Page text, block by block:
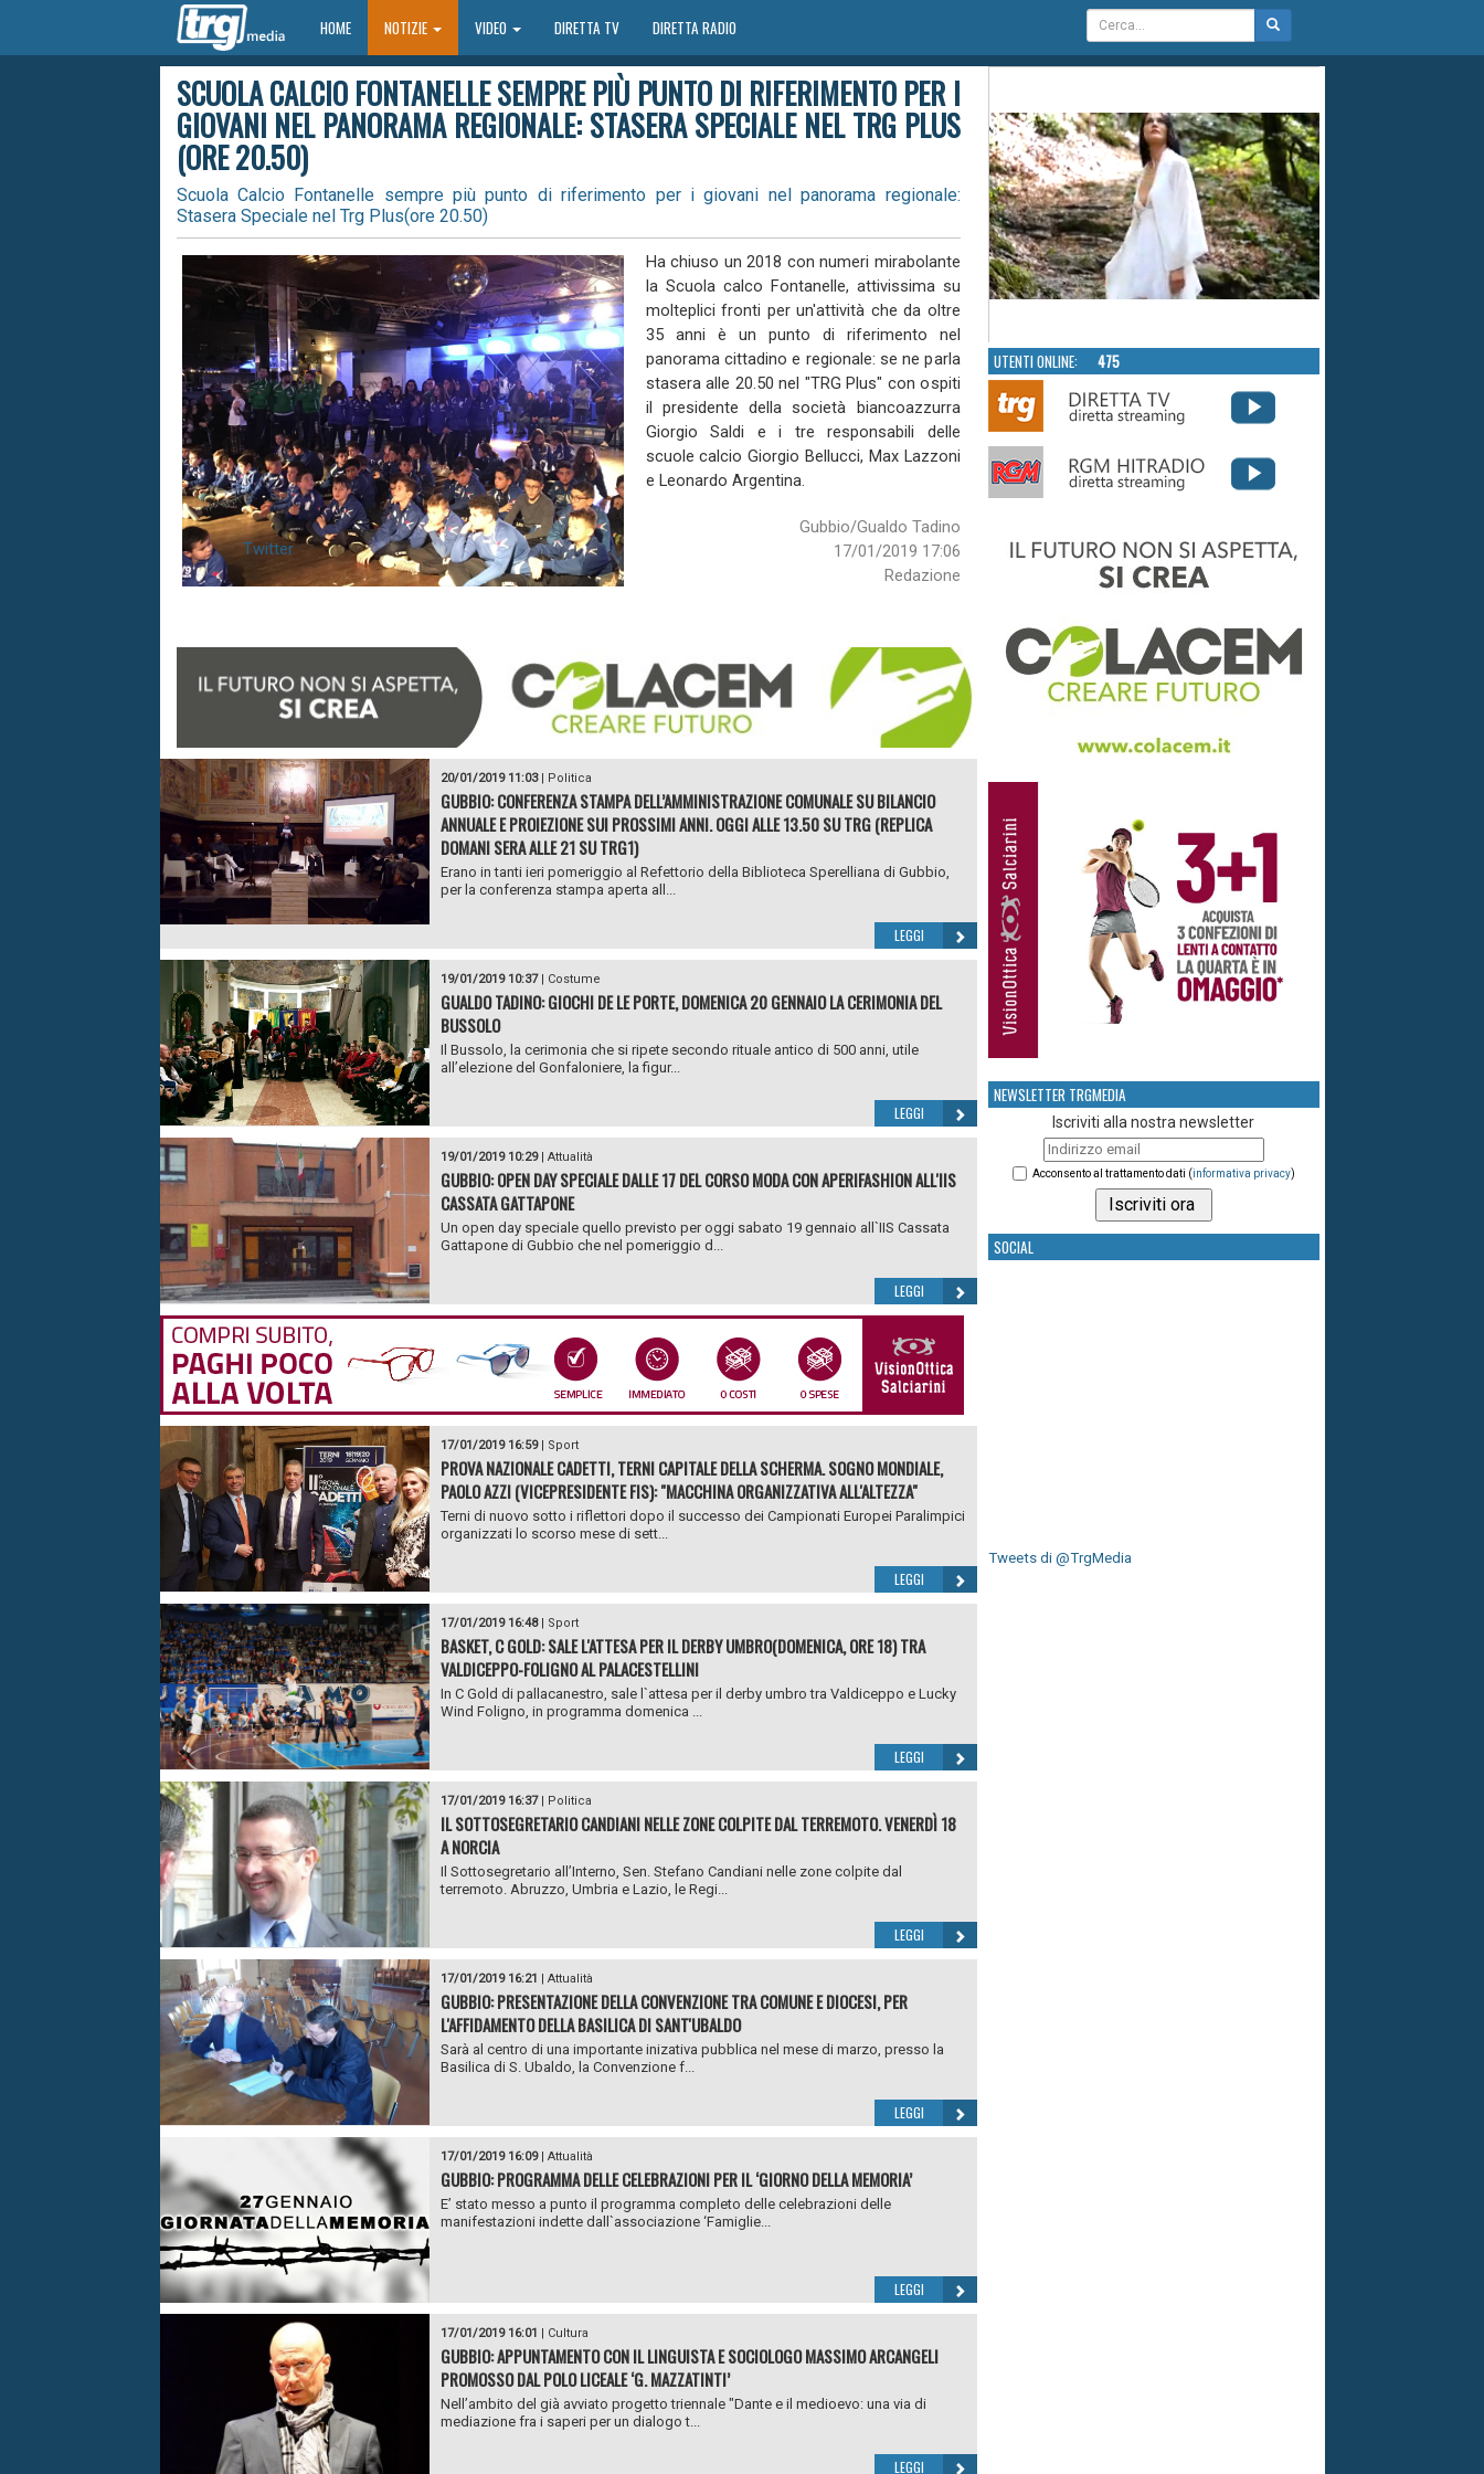
HOMEHOME NOTIZIE VIDEO DIRETTA TV DIRETTA RADIO
SCUOLA CALCIO FONTANELLE SEMPRE PIÙ PUNTO DI RIFERIMENTO PER I
GIOVANI NEL PANORAMA REGIONALE: STASERA SPECIALE NEL TRG PLUS
(ORE 20.50)
Scuola Calcio Fontanelle sempre più punto di riferimento per i giovani nel panorama regionale:
Stasera Speciale nel Trg Plus(ore 20.50)
Ha chiuso un 2018 con numeri mirabolante
la Scuola calco Fontanelle, attivissima su
molteplici fronti per un'attività che da oltre
35 anni è un punto di riferimento nel
panorama cittadino e regionale: se ne parla
stasera alle 20.50 nel "TRG Plus" con ospiti
il presidente della società biancoazzurra
Giorgio Saldi e i tre responsabili delle
scuole calcio Giorgio Bellucci, Max Lazzoni
e Leonardo Argentina.
Gubbio/Gualdo Tadino
17/01/2019 17:06
Redazione
Twitter
20/01/2019 11:03| Politica
GUBBIO: CONFERENZA STAMPA DELL’AMMINISTRAZIONE COMUNALE SU BILANCIO
ANNUALE E PROIEZIONE SUI PROSSIMI ANNI. OGGI ALLE 13.50 SU TRG (REPLICA
DOMANI SERA ALLE 21 SU TRG1)
Erano in tanti ieri pomeriggio al Refettorio della Biblioteca Sperelliana di Gubbio,
per la conferenza stampa aperta all...
LEGGI
19/01/2019 10:37| Costume
GUALDO TADINO: GIOCHI DE LE PORTE, DOMENICA 20 GENNAIO LA CERIMONIA DEL
BUSSOLO
Il Bussolo, la cerimonia che si ripete secondo rituale antico di 500 anni, utile
all’elezione del Gonfaloniere, la figur...
LEGGI
19/01/2019 10:29| Attualità
GUBBIO: OPEN DAY SPECIALE DALLE 17 DEL CORSO MODA CON APERIFASHION ALL'IIS
CASSATA GATTAPONE
Un open day speciale quello previsto per oggi sabato 19 gennaio all`IIS Cassata
Gattapone di Gubbio che nel pomeriggio d...
LEGGI
17/01/2019 16:59| Sport
PROVA NAZIONALE CADETTI, TERNI CAPITALE DELLA SCHERMA. SOGNO MONDIALE,
PAOLO AZZI (VICEPRESIDENTE FIS): "MACCHINA ORGANIZZATIVA ALL'ALTEZZA"
Terni di nuovo sotto i riflettori dopo il successo dei Campionati Europei Paralimpici
organizzati lo scorso mese di sett...
LEGGI
17/01/2019 16:48| Sport
BASKET, C GOLD: SALE L'ATTESA PER IL DERBY UMBRO(DOMENICA, ORE 18) TRA
VALDICEPPO-FOLIGNO AL PALACESTELLINI
In C Gold di pallacanestro, sale l`attesa per il derby umbro tra Valdiceppo e Lucky
Wind Foligno, in programma domenica ...
LEGGI
17/01/2019 16:37| Politica
IL SOTTOSEGRETARIO CANDIANI NELLE ZONE COLPITE DAL TERREMOTO. VENERDÌ 18
A NORCIA
Il Sottosegretario all’Interno, Sen. Stefano Candiani nelle zone colpite dal
terremoto. Abruzzo, Umbria e Lazio, le Regi...
LEGGI
17/01/2019 16:21 | Attualità
GUBBIO: PRESENTAZIONE DELLA CONVENZIONE TRA COMUNE E DIOCESI, PER
L'AFFIDAMENTO DELLA BASILICA DI SANT'UBALDO
Sarà al centro di una importante inizativa pubblica nel mese di marzo, presso la
Basilica di S. Ubaldo, la Convenzione f...
LEGGI
17/01/2019 16:09| Attualità
GUBBIO: PROGRAMMA DELLE CELEBRAZIONI PER IL ‘GIORNO DELLA MEMORIA’
E’ stato messo a punto il programma completo delle celebrazioni delle
manifestazioni indette dall`associazione ‘Famiglie...
LEGGI
17/01/2019 16:01 | Cultura
GUBBIO: APPUNTAMENTO CON IL LINGUISTA E SOCIOLOGO MASSIMO ARCANGELI
PROMOSSO DAL POLO LICEALE ‘G. MAZZATINTI’
Nell’ambito del già avviato progetto triennale "Dante e il medioevo: una via di
mediazione fra i saperi per un dialogo t...
LEGGI
UTENTI ONLINE: 475
NEWSLETTER TRGMEDIA
Iscriviti alla nostra newsletter
Acconsento al trattamento dati (informativa privacy)
SOCIAL
Tweets di @TrgMedia